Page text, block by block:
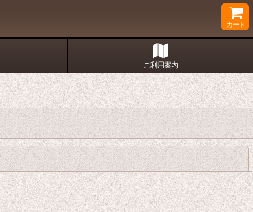
カート
ご利用案内
閉じる